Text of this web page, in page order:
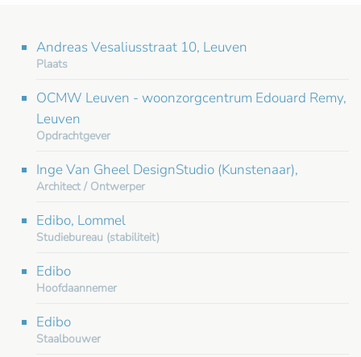
Andreas Vesaliusstraat 10, Leuven
Plaats
OCMW Leuven - woonzorgcentrum Edouard Remy,
Leuven
Opdrachtgever
Inge Van Gheel DesignStudio (Kunstenaar),
Architect / Ontwerper
Edibo, Lommel
Studiebureau (stabiliteit)
Edibo
Hoofdaannemer
Edibo
Staalbouwer